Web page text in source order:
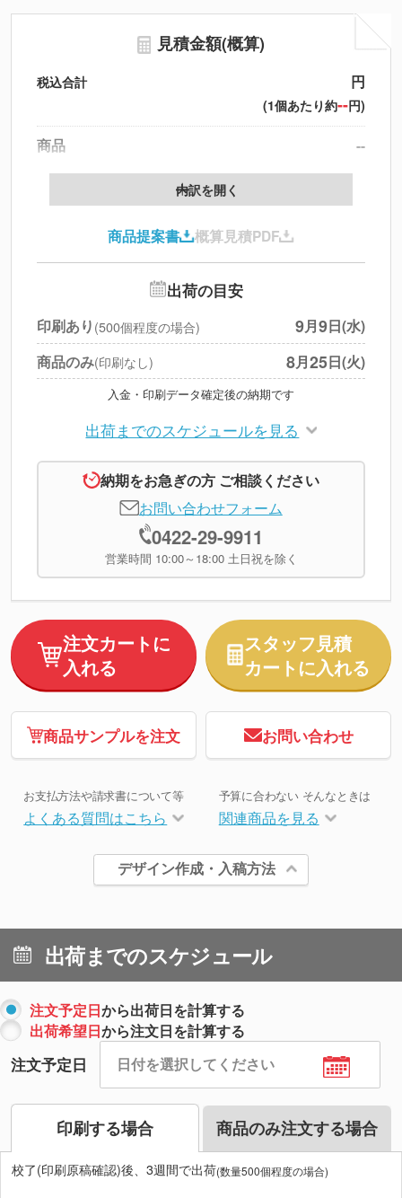
見積金額(概算)
税込合計 円
(1個あたり約--円)
商品
--
製版代
印刷代
北海道・沖縄・離島 別途
円
※上記小計は税別です
内訳を開く
商品提案書 概算見積PDF
出荷の目安
印刷あり (500個程度の場合) 9月9日(水)
商品のみ(印刷なし) 8月25日(火)
入金・印刷データ確定後の納期です
出荷までのスケジュールを見る
納期をお急ぎの方 ご相談ください
お問い合わせフォーム
0422-29-9911
営業時間 10:00～18:00 土日祝を除く
注文カートに
入れる
スタッフ見積
カートに入れる
商品サンプルを注文 お問い合わせ
お支払方法や請求書について等
よくある質問はこちら
予算に合わない そんなときは
関連商品を見る
デザイン作成・入稿方法
出荷までのスケジュール
注文予定日から出荷日を計算する
出荷希望日から注文日を計算する
注文予定日
印刷する場合 商品のみ注文する場合
校了(印刷原稿確認)後、3週間で出荷(数量500個程度の場合)